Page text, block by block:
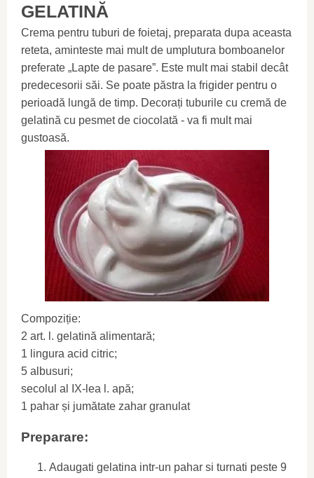
GELATINĂ
Crema pentru tuburi de foietaj, preparata dupa aceasta
reteta, aminteste mai mult de umplutura bomboanelor
preferate „Lapte de pasare”. Este mult mai stabil decât
predecesorii săi. Se poate păstra la frigider pentru o
perioadă lungă de timp. Decorați tuburile cu cremă de
gelatină cu pesmet de ciocolată - va fi mult mai
gustoasă.
Compoziție:
2 art. l. gelatină alimentară;
1 lingura acid citric;
5 albusuri;
secolul al IX-lea l. apă;
1 pahar și jumătate zahar granulat
Preparare:
Adaugati gelatina intr-un pahar si turnati peste 9